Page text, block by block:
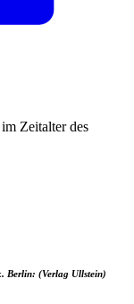
Zeitalter des
Berlin: (Verlag Ullstein)